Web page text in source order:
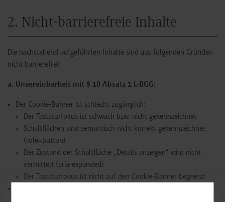
2. Nicht-barrierefreie Inhalte
Die nachstehend aufgeführten Inhalte sind aus folgenden Gründen
nicht barrierefrei:
a. Unvereinbarkeit mit § 10 Absatz 1 L-BGG:
Der Cookie-Banner ist schlecht zugänglich:
Der Tastaturfokus ist schwach bzw. nicht gekennzeichnet
Schaltflächen sind semantisch nicht korrekt gekennzeichnet
(role=button)
Der Zustand der Schaltfläche „Details anzeigen“ wird nicht
vermittelt (aria-expanded)
Der Tastaturfokus ist nicht auf den Cookie-Banner begrenzt